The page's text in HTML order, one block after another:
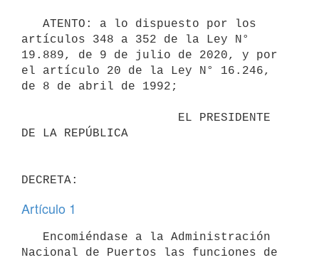
artículos 348 a 352 de la Ley N°
19.889, de 9 de julio de 2020, y por
el artículo 20 de la Ley N° 16.246,
de 8 de abril de 1992;
DE LA REPÚBLICA
Artículo 1
Nacional de Puertos las funciones de